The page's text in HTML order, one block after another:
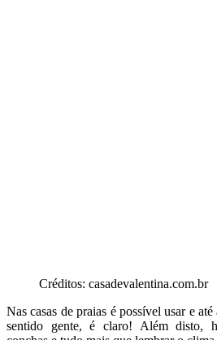
Créditos: casadevalentina.com.br
Nas casas de praias é possível usar e
sentido gente, é claro! Além disto,